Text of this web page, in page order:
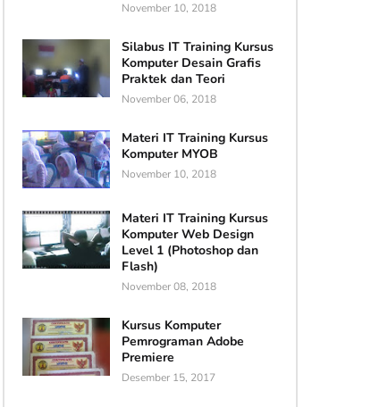
November 10, 2018
Silabus IT Training Kursus
Komputer Desain Grafis
Praktek dan Teori
November 06, 2018
Materi IT Training Kursus
Komputer MYOB
November 10, 2018
Materi IT Training Kursus
Komputer Web Design
Level 1 (Photoshop dan
Flash)
November 08, 2018
Kursus Komputer
Pemrograman Adobe
Premiere
Desember 15, 2017